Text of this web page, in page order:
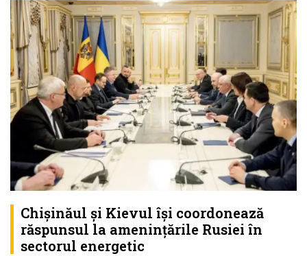
Chișinăul și Kievul își coordonează
răspunsul la amenințările Rusiei în
sectorul energetic